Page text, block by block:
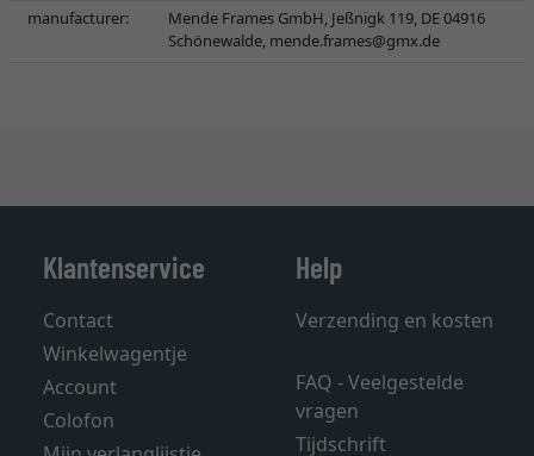
manufacturer:
Mende Frames GmbH, Jeßnigk 119, DE 04916
Schönewalde, mende.frames@gmx.de
Klantenservice
Contact
Winkelwagentje
Account
Colofon
Help
Verzending en kosten
FAQ - Veelgestelde
vragen
Tijdschrift